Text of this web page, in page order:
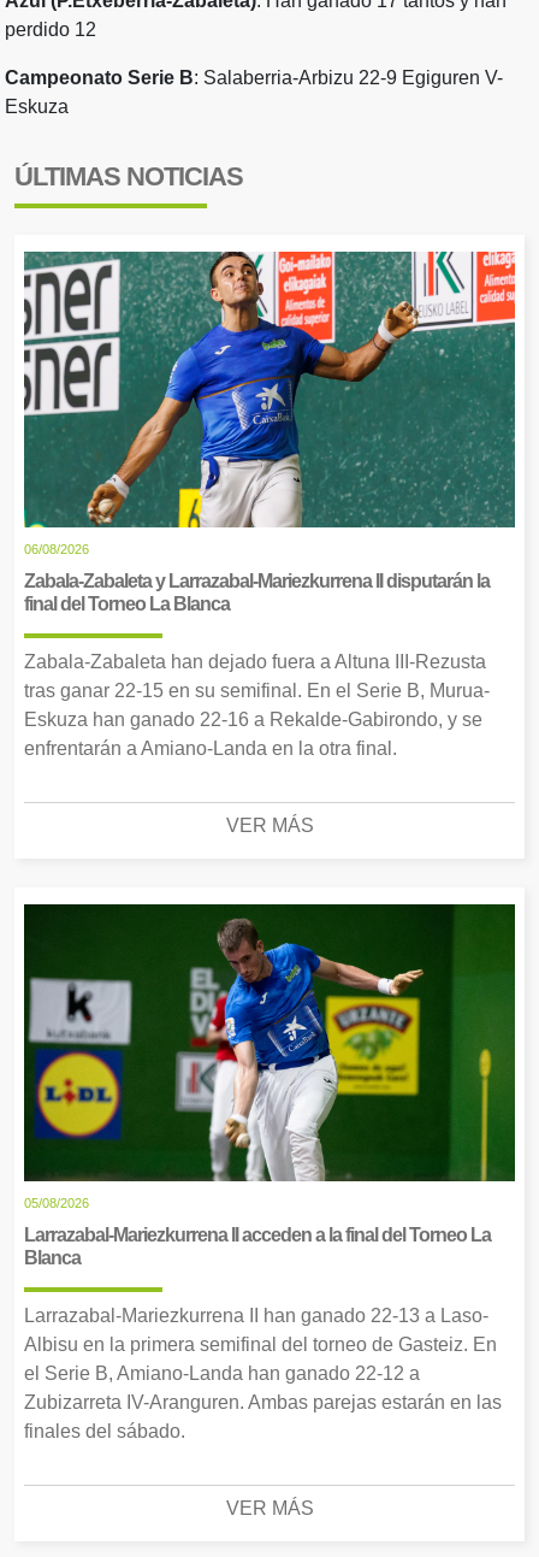
perdido 12
Campeonato Serie B: Salaberria-Arbizu 22-9 Egiguren V-
Eskuza
ÚLTIMAS NOTICIAS
06/08/2026
Zabala-Zabaleta y Larrazabal-Mariezkurrena II disputarán la
final del Torneo La Blanca
Zabala-Zabaleta han dejado fuera a Altuna III-Rezusta
tras ganar 22-15 en su semifinal. En el Serie B, Murua-
Eskuza han ganado 22-16 a Rekalde-Gabirondo, y se
enfrentarán a Amiano-Landa en la otra final.
VER MÁS
05/08/2026
Larrazabal-Mariezkurrena II acceden a la final del Torneo La
Blanca
Larrazabal-Mariezkurrena II han ganado 22-13 a Laso-
Albisu en la primera semifinal del torneo de Gasteiz. En
el Serie B, Amiano-Landa han ganado 22-12 a
Zubizarreta IV-Aranguren. Ambas parejas estarán en las
finales del sábado.
VER MÁS